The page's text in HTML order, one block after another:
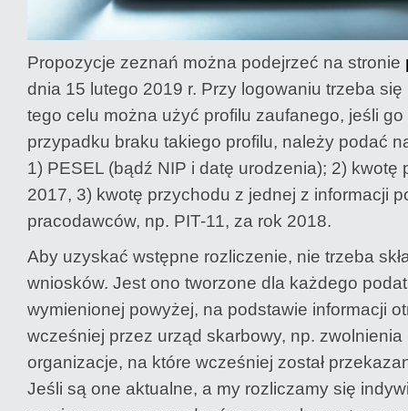
Propozycje zeznań można podejrzeć na stronie
dnia 15 lutego 2019 r. Przy logowaniu trzeba
tego celu można użyć profilu zaufanego, jeśli go
przypadku braku takiego profilu, należy podać
1) PESEL (bądź NIP i datę urodzenia); 2) kwotę
2017, 3) kwotę przychodu z jednej z informacji
pracodawców, np. PIT-11, za rok 2018.
Aby uzyskać wstępne rozliczenie, nie trzeba
wniosków. Jest ono tworzone dla każdego
wymienionej powyżej, na podstawie informacji
wcześniej przez urząd skarbowy, np. zwolnienia
organizacje, na które wcześniej został
Jeśli są one aktualne, a my rozliczamy się